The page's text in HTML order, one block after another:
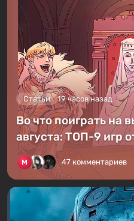
Статьи 19 часов назад
Во что поиграть на
августа: ТОП-9 игр
47 комментариев